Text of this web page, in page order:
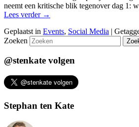
neemt een kritische blik tegenover dag 1:
Lees verder →
Geplaatst in Events, Social Media |
Zoeken
@stenkate volgen
Stephan ten Kate